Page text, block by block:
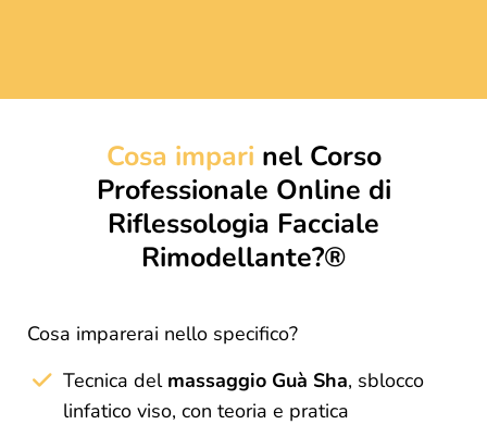
Cosa impari nel Corso
Professionale Online di
Riflessologia Facciale
Rimodellante?®
Cosa imparerai nello specifico?
Tecnica del massaggio Guà Sha, sblocco
linfatico viso, con teoria e pratica